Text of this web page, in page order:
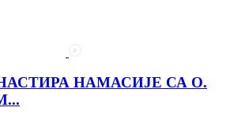
НАМАСИЈЕ СА О.